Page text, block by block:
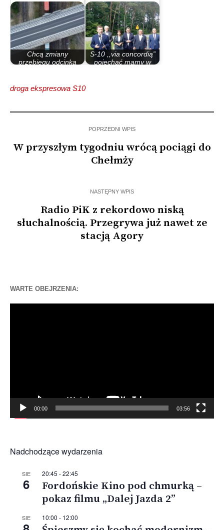
Chcą zmiany
przebiegu odcinka
S-10 ,,via concordią”
pojechać mamy w
droga ekspresowa S10
POPRZEDNI WPIS
W przyszłym tygodniu wrócą pociągi do
Chełmży
NASTĘPNY WPIS
Radio PiK z rekordowo niską
słuchalnością. Przegrywa już nawet ze
stacją Agory
WARTE OBEJRZENIA:
00:00 03:56
Nadchodzące wydarzenia
SIE
6
20:45 -22:45
Fordońskie Kino pod chmurką –
pokaz filmu „Dalej Jazda 2”
SIE 10:00 - 12:00